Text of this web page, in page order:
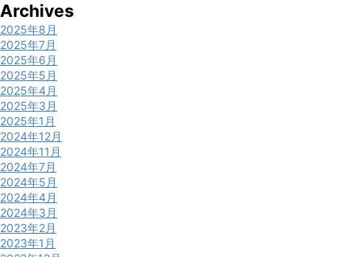
Archives
2025年8月
2025年7月
2025年6月
2025年5月
2025年4月
2025年3月
2025年1月
2024年12月
2024年11月
2024年7月
2024年5月
2024年4月
2024年3月
2023年2月
2023年1月